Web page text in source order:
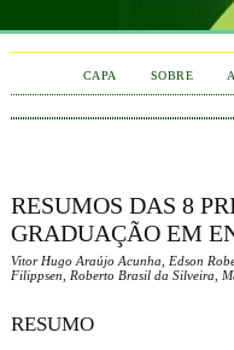
CAPA SOBRE
RESUMOS DAS 8
GRADUAÇÃO EM
Vitor Hugo Araújo Acunha, Edson
Filippsen, Roberto Brasil da Silveira,
RESUMO